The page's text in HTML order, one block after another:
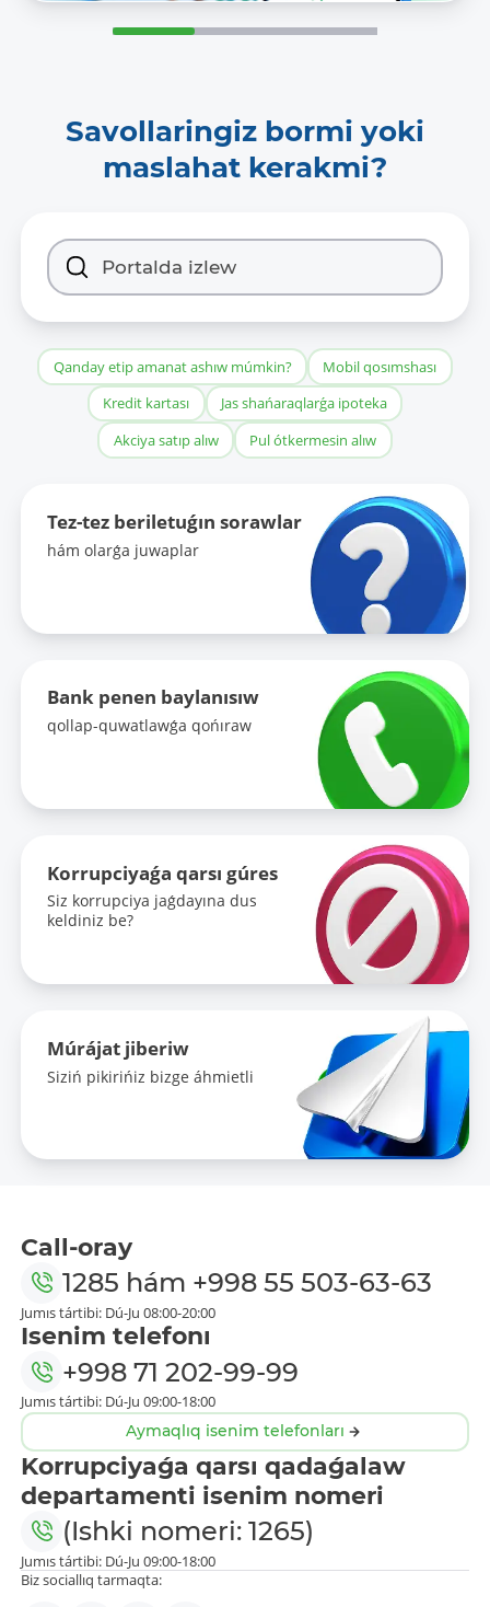
Savollaringiz bormi yoki
maslahat kerakmi?
Qanday etip amanat ashıw múmkin?
Mobil qosımshası
Kredit kartası
Jas shańaraqlarǵa ipoteka
Akciya satıp alıw
Pul ótkermesin alıw
Tez-tez beriletuǵın sorawlar
hám olarǵa juwaplar
Bank penen baylanısıw
qollap-quwatlawǵa qońıraw
Korrupciyaǵa qarsı gúres
Siz korrupciya jaǵdayına dus
keldiniz be?
Múrájat jiberiw
Siziń pikirińiz bizge áhmietli
Call-oray
1285 hám +998 55 503-63-63
Jumıs tártibi: Dú-Ju 08:00-20:00
Isenim telefonı
+998 71 202-99-99
Jumıs tártibi: Dú-Ju 09:00-18:00
Aymaqlıq isenim telefonları
Korrupciyaǵa qarsı qadaǵalaw
departamenti isenim nomeri
(Ishki nomeri: 1265)
Jumıs tártibi: Dú-Ju 09:00-18:00
Biz sociallıq tarmaqta: